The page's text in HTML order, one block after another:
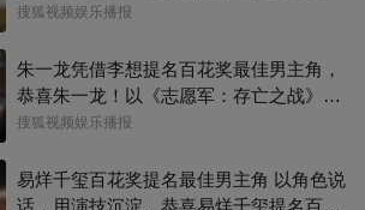
人空间
搜狐视频娱乐播报
朱一龙凭借李想提名百花奖最佳男主角，
恭喜朱一龙！以《志愿军：存亡之战》李
想一角入围百花奖最佳男主，把志愿军战
致，实力收获认可#百花奖 #朱一龙
搜狐视频娱乐播报
易烊千玺百花奖提名最佳男主角 以角色说
话，用演技沉淀。恭喜易烊千玺提名百花